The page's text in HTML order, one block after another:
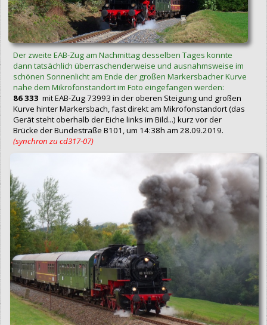
Der zweite EAB-Zug am Nachmittag desselben Tages konnte
dann tatsächlich überraschenderweise und ausnahmsweise im
schönen Sonnenlicht am Ende der großen Markersbacher Kurve
nahe dem Mikrofonstandort im Foto eingefangen werden:
86 333 mit EAB-Zug 73993 in der oberen Steigung und großen
Kurve hinter Markersbach, fast direkt am Mikrofonstandort (das
Gerät steht oberhalb der Eiche links im Bild...) kurz vor der
Brücke der Bundestraße B101, um 14:38h am 28.09.2019.
(synchron zu cd317‑07)